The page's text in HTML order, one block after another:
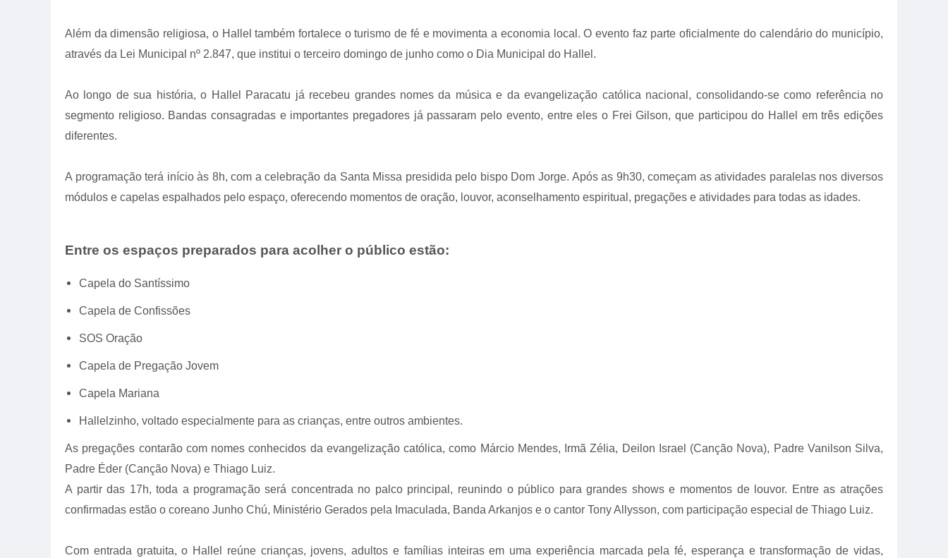
Além da dimensão religiosa, o Hallel também fortalece o turismo de fé e movimenta a economia local. O evento faz parte oficialmente do calendário do município,
através da Lei Municipal nº 2.847, que institui o terceiro domingo de junho como o Dia Municipal do Hallel.
Ao longo de sua história, o Hallel Paracatu já recebeu grandes nomes da música e da evangelização católica nacional, consolidando-se como referência no
segmento religioso. Bandas consagradas e importantes pregadores já passaram pelo evento, entre eles o Frei Gilson, que participou do Hallel em três edições
diferentes.
A programação terá início às 8h, com a celebração da Santa Missa presidida pelo bispo Dom Jorge. Após as 9h30, começam as atividades paralelas nos diversos
módulos e capelas espalhados pelo espaço, oferecendo momentos de oração, louvor, aconselhamento espiritual, pregações e atividades para todas as idades.
Entre os espaços preparados para acolher o público estão:
Capela do Santíssimo
Capela de Confissões
SOS Oração
Capela de Pregação Jovem
Capela Mariana
Hallelzinho, voltado especialmente para as crianças, entre outros ambientes.
As pregações contarão com nomes conhecidos da evangelização católica, como Márcio Mendes, Irmã Zélia, Deilon Israel (Canção Nova), Padre Vanilson Silva,
Padre Éder (Canção Nova) e Thiago Luiz.
A partir das 17h, toda a programação será concentrada no palco principal, reunindo o público para grandes shows e momentos de louvor. Entre as atrações
confirmadas estão o coreano Junho Chú, Ministério Gerados pela Imaculada, Banda Arkanjos e o cantor Tony Allysson, com participação especial de Thiago Luiz.
Com entrada gratuita, o Hallel reúne crianças, jovens, adultos e famílias inteiras em uma experiência marcada pela fé, esperança e transformação de vidas,